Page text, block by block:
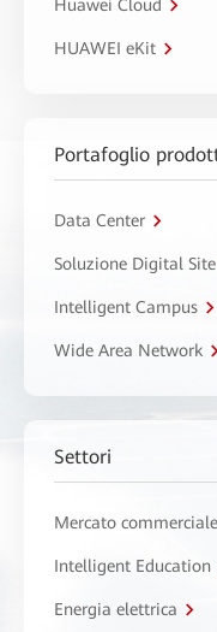
Huawei Cloud
HUAWEI eKit
Portafoglio
Data Center
Soluzione Digital Site
Intelligent Campus
Wide Area Network
Settori
Mercato
Intelligent Education
Energia elettrica